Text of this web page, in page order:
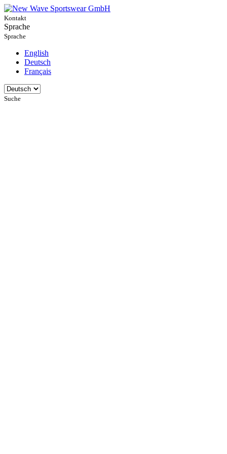
Kontakt
Sprache
Sprache
English
Deutsch
Français
Suche